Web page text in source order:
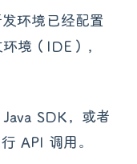
环境已经配置
境（IDE），
SDK，或者
API 调用。